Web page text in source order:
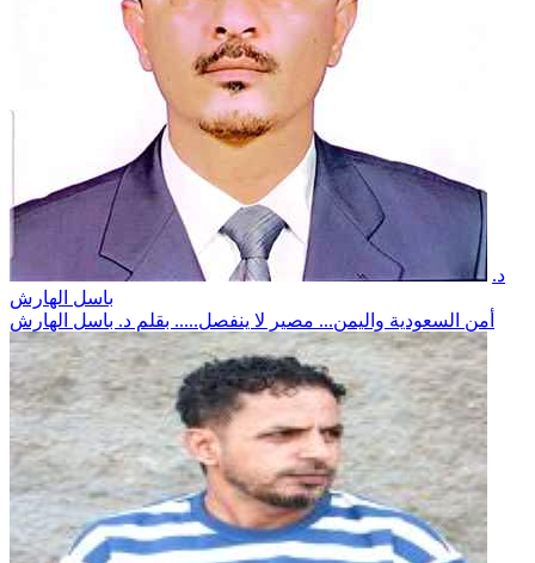
د.
باسل الهارش
أمن السعودية واليمن... مصير لا ينفصل..... بقلم د. باسل الهارش